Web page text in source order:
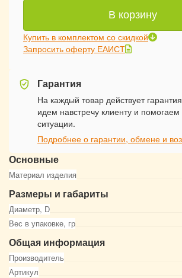
Основные
Материал изделия
Размеры и габариты
Диаметр, D
Вес в упаковке, гр
Общая информация
Производитель
Артикул
В корзину
Купить в комплектом со скидкой
Запросить оферту ЕАИСТ
Гарантия
На каждый товар действует
идем навстречу клиенту и
ситуации.
Подробнее о гарантии, обмене и